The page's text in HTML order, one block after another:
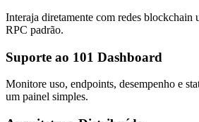
Interaja diretamente com redes blockchain
RPC padrão.
Suporte ao 101 Dashboard
Monitore uso, endpoints, desempenho e
um painel simples.